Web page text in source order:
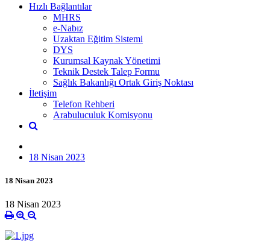
Hızlı Bağlantılar
MHRS
e-Nabız
Uzaktan Eğitim Sistemi
DYS
Kurumsal Kaynak Yönetimi
Teknik Destek Talep Formu
Sağlık Bakanlığı Ortak Giriş Noktası
İletişim
Telefon Rehberi
Arabuluculuk Komisyonu
18 Nisan 2023
18 Nisan 2023
18 Nisan 2023